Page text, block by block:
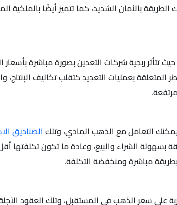
بالأمان الشديد، كما تتميز أيضًا بالملكية
ربحية شركات التعدين بصورة مباشرة بأسعار
بعمليات التعديد كتقلب تكاليف الإنتاج،
التعامل مع الذهب المادي، وتلكالصناديق
بسهولة الشراء والبيع، وعادة ما تكون تكلفتها
مباشرة ومنخفضة التكلفة.
على سعر الذهب في المستقبل، وتلك العقود